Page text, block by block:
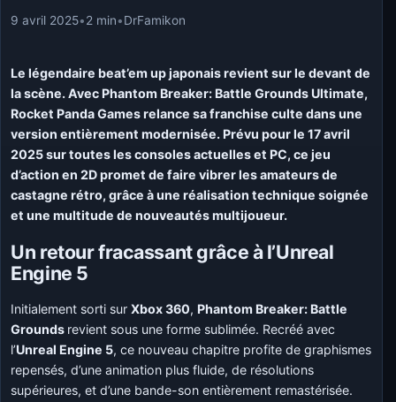
9 avril 2025•2 min•DrFamikon
Le légendaire beat’em up japonais revient sur le devant de
la scène. Avec Phantom Breaker: Battle Grounds Ultimate,
Rocket Panda Games relance sa franchise culte dans une
version entièrement modernisée. Prévu pour le 17 avril
2025 sur toutes les consoles actuelles et PC, ce jeu
d’action en 2D promet de faire vibrer les amateurs de
castagne rétro, grâce à une réalisation technique soignée
et une multitude de nouveautés multijoueur.
Un retour fracassant grâce à l’Unreal
Engine 5
Initialement sorti surXbox 360, Phantom Breaker: Battle
Grounds revient sous une forme sublimée. Recréé avec
l’Unreal Engine 5, ce nouveau chapitre profite de graphismes
repensés, d’une animation plus fluide, de résolutions
supérieures, et d’une bande-son entièrement remastérisée.